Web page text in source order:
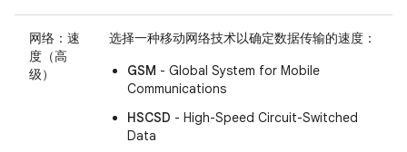
网络：速
度（高
级）
选择一种移动网络技术以确定数据传输的速度：
GSM - Global System for Mobile
Communications
HSCSD - High-Speed Circuit-Switched
Data